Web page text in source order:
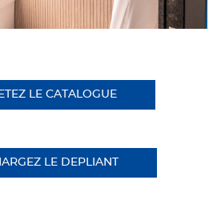
LE CATALOGUE
LE DEPLIANT